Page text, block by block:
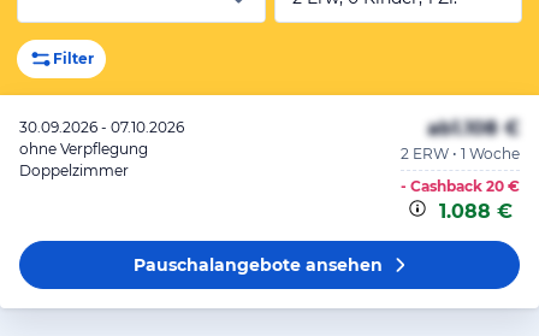
Filter
30.09.2026 - 07.10.2026
ohne Verpflegung
Doppelzimmer
ab1.108 €
2 ERW • 1 Woche
- Cashback 20 €
1.088 €
Pauschalangeboteansehen